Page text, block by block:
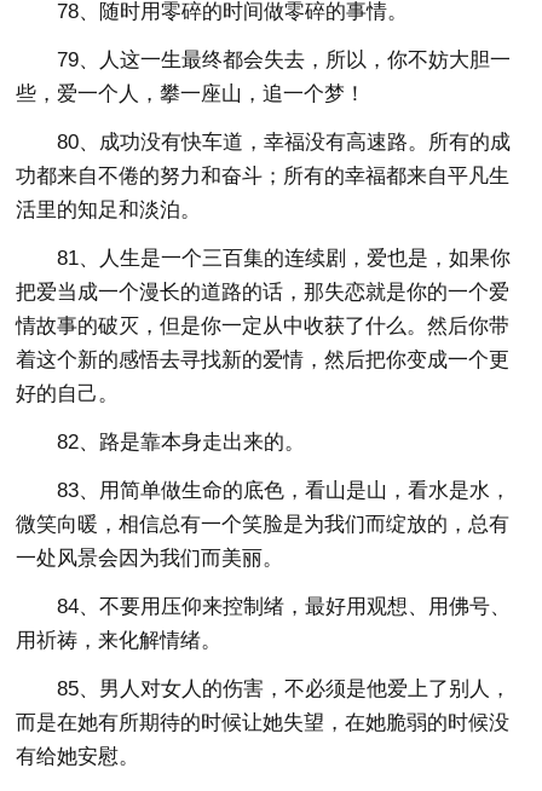
78、随时用零碎的时间做零碎的事情。
79、人这一生最终都会失去，所以，你不妨大胆一
些，爱一个人，攀一座山，追一个梦！
80、成功没有快车道，幸福没有高速路。所有的成
功都来自不倦的努力和奋斗；所有的幸福都来自平凡生
活里的知足和淡泊。
81、人生是一个三百集的连续剧，爱也是，如果你
把爱当成一个漫长的道路的话，那失恋就是你的一个爱
情故事的破灭，但是你一定从中收获了什么。然后你带
着这个新的感悟去寻找新的爱情，然后把你变成一个更
好的自己。
82、路是靠本身走出来的。
83、用简单做生命的底色，看山是山，看水是水，
微笑向暖，相信总有一个笑脸是为我们而绽放的，总有
一处风景会因为我们而美丽。
84、不要用压仰来控制绪，最好用观想、用佛号、
用祈祷，来化解情绪。
85、男人对女人的伤害，不必须是他爱上了别人，
而是在她有所期待的时候让她失望，在她脆弱的时候没
有给她安慰。